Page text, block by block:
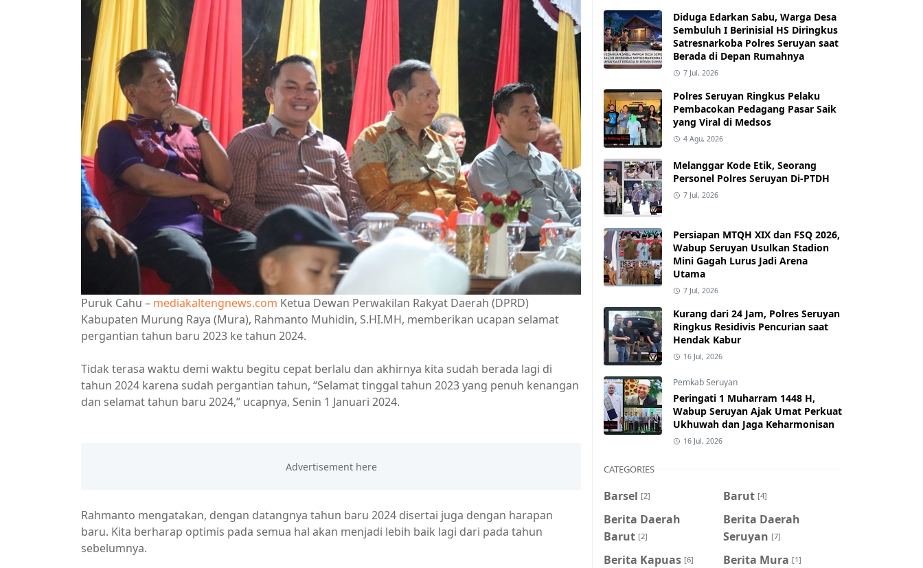
Puruk Cahu – mediakaltengnews.com Ketua Dewan Perwakilan Rakyat Daerah (DPRD)
Kabupaten Murung Raya (Mura), Rahmanto Muhidin, S.HI.MH, memberikan ucapan selamat
pergantian tahun baru 2023 ke tahun 2024.
Tidak terasa waktu demi waktu begitu cepat berlalu dan akhirnya kita sudah berada lagi di
tahun 2024 karena sudah pergantian tahun, “Selamat tinggal tahun 2023 yang penuh kenangan
dan selamat tahun baru 2024,” ucapnya, Senin 1 Januari 2024.
Rahmanto mengatakan, dengan datangnya tahun baru 2024 disertai juga dengan harapan
baru. Kita berharap optimis pada semua hal akan menjadi lebih baik lagi dari pada tahun
sebelumnya.
Diduga Edarkan Sabu, Warga Desa
Sembuluh I Berinisial HS Diringkus
Satresnarkoba Polres Seruyan saat
Berada di Depan Rumahnya
7 Jul, 2026
Polres Seruyan Ringkus Pelaku
Pembacokan Pedagang Pasar Saik
yang Viral di Medsos
4 Agu, 2026
Melanggar Kode Etik, Seorang
Personel Polres Seruyan Di-PTDH
7 Jul, 2026
Persiapan MTQH XIX dan FSQ 2026,
Wabup Seruyan Usulkan Stadion
Mini Gagah Lurus Jadi Arena
Utama
7 Jul, 2026
Kurang dari 24 Jam, Polres Seruyan
Ringkus Residivis Pencurian saat
Hendak Kabur
16 Jul, 2026
Pemkab Seruyan
Peringati 1 Muharram 1448 H,
Wabup Seruyan Ajak Umat Perkuat
Ukhuwah dan Jaga Keharmonisan
16 Jul, 2026
CATEGORIES
Barsel [2] Barut [4]
Berita Daerah
Barut [2]
Berita Daerah
Seruyan [7]
Berita Kapuas [6] Berita Mura [1]